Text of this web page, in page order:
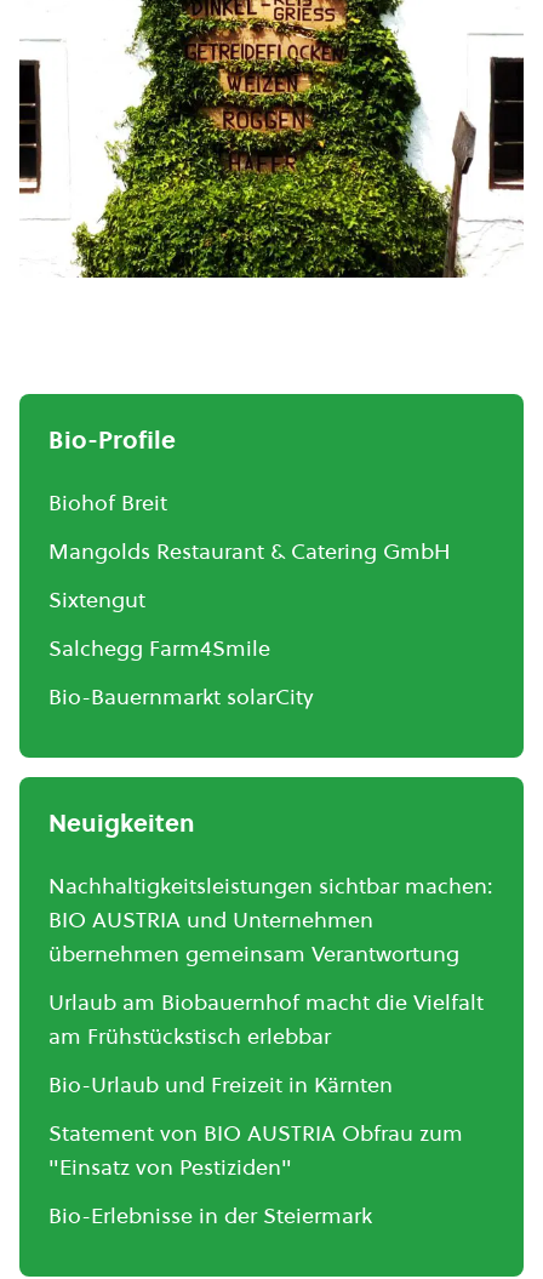
Bio-Profile
Biohof Breit
Mangolds Restaurant & Catering GmbH
Sixtengut
Salchegg Farm4Smile
Bio-Bauernmarkt solarCity
Neuigkeiten
Nachhaltigkeitsleistungen sichtbar machen:
BIO AUSTRIA und Unternehmen
übernehmen gemeinsam Verantwortung
Urlaub am Biobauernhof macht die Vielfalt
am Frühstückstisch erlebbar
Bio-Urlaub und Freizeit in Kärnten
Statement von BIO AUSTRIA Obfrau zum
"Einsatz von Pestiziden"
Bio-Erlebnisse in der Steiermark